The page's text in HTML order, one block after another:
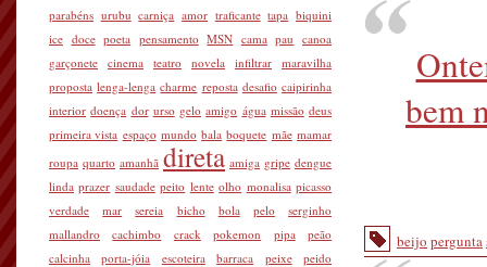
bem
beijo pergunta
parabéns urubu carniça amor traficante tapa biquini
ice doce poeta pensamento MSN cama pau
canoa
garçonete cinema teatro novela infiltrar maravilha
proposta lenga-lenga charme reposta desafio caipirinha
interior doença dor urso gelo amigo água missão deus
primeira vista espaço mundo bala boquete mãe mamar
roupa quarto amanhã direta amiga gripe dengue
linda prazer saudade peito lente olho monalisa picasso
verdade
mar sereia bicho bola pelo
serginho
mallandro
cachimbo crack pokemon pipa
peão
calcinha
porta-jóia escoteira barraca peixe
peido